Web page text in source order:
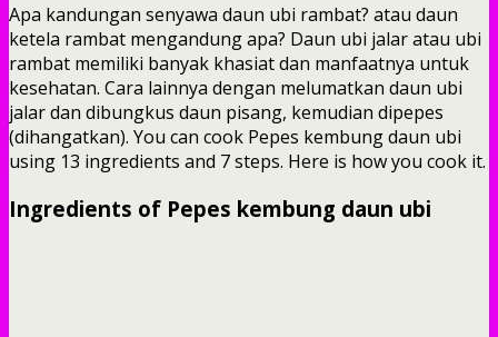
Apa kandungan senyawa daun ubi rambat? atau daun
ketela rambat mengandung apa? Daun ubi jalar atau ubi
rambat memiliki banyak khasiat dan manfaatnya untuk
kesehatan. Cara lainnya dengan melumatkan daun ubi
jalar dan dibungkus daun pisang, kemudian dipepes
(dihangatkan). You can cook Pepes kembung daun ubi
using 13 ingredients and 7 steps. Here is how you cook it.
Ingredients of Pepes kembung daun ubi